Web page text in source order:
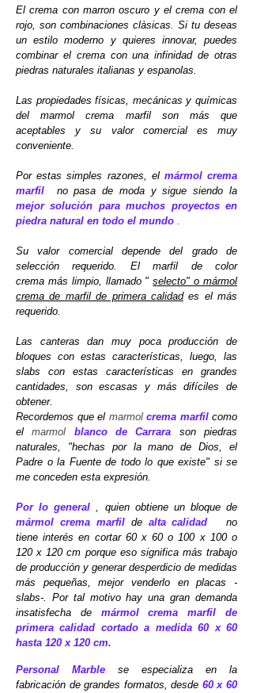
El crema con marron oscuro y el crema con el
rojo, son combinaciones clàsicas. Si tu deseas
un estilo moderno y quieres innovar, puedes
combinar el crema con una infinidad de otras
piedras naturales italianas y espanolas.
Las propiedades físicas, mecánicas y químicas
del marmol crema marfil
son más que
aceptables y su valor comercial es muy
conveniente.
Por estas simples razones, el mármol crema
marfil
no pasa de moda y sigue siendo la
mejor solución para muchos proyectos en
piedra natural en todo el mundo .
Su valor comercial depende del grado de
selección requerido. El marfil de color
crema más limpio, llamado "selecto" o mármol
crema de marfil de primera calidades el más
requerido.
Las canteras dan muy poca producción de
bloques con estas características, luego, las
slabs con estas características en grandes
cantidades, son escasas y más difíciles de
obtener.
Recordemos que el marmol crema marfil como
el marmol blanco de Carrara
son piedras
naturales, "hechas por la mano de Dios, el
Padre o la Fuente de todo lo que existe" si se
me conceden esta expresión.
Por lo general , quien obtiene un bloque de
mármol crema marfil de alta calidad
no
tiene interés en cortar 60 x 60 o 100 x 100 o
120 x 120 cm porque eso significa más trabajo
de producción y generar desperdicio de medidas
más pequeñas, mejor venderlo en placas -
slabs-. Por tal motivo hay una gran demanda
insatisfecha de mármol crema marfil de
primera calidad cortado a medida 60 x 60
hasta 120 x 120 cm.
Personal Marble se
especializa en la
fabricación de grandes formatos, desde 60 x 60